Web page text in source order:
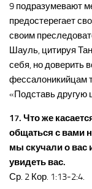
9 подразумевают
предостерегает
своим
Шауль, цитируя
себя, но доверить
фессалоникийцам
«Подставь другую
17. Что же
общаться с вами
мы скучали о вас
увидеть вас.
Ср. 2 Кор. 1:13-2:4.